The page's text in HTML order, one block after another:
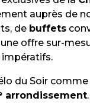
auprès de
de buffets
offre sur-
du Soir comme
arrondissement.